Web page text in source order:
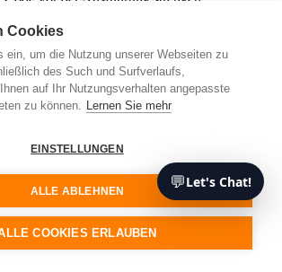
Vorteile von JRE ist die Möglichkeit, Java-
Plattform ohne Änderungen auszuführen.
Run Anywhere” (WORA) bekannte
der mit dem zugrunde liegenden
an Bibliotheken
Bibliotheken von JRE bieten eine
Von der einfachen Manipulation von
💬Let's Chat!
Cookies
ein, um die Nutzung unserer Webseiten zu
des Such und Surfverlaufs,
auf Ihr Nutzungsverhalten angepasste
zu können. Lernen Sie mehr
EINSTELLUNGEN
ALLE ABLEHNEN
COOKIES ERLAUBEN